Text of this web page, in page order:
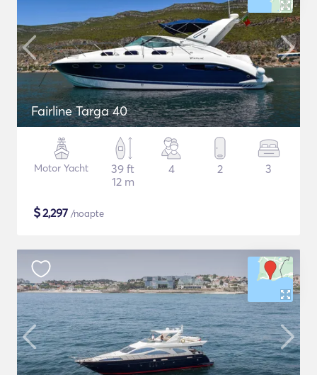
Fairline Targa 40
Motor Yacht
39 ft
12 m
4 2 3
$2,297 /noapte